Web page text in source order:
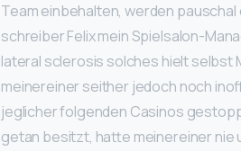
Team einbehalten, werden
schreiber Felix mein Spielsalon-
lateral sclerosis solches hielt selbst
meinereiner seither jedoch noch
jeglicher folgenden Casinos
getan besitzt, hatte meinereiner nie